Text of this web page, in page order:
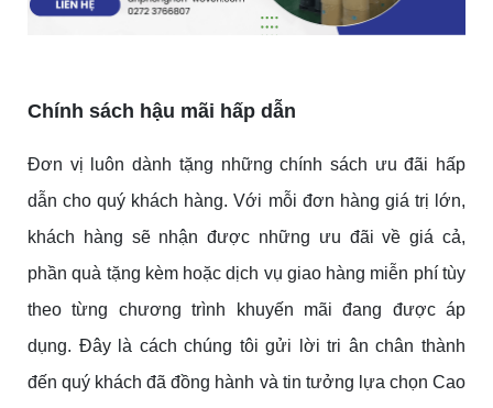
Chính sách hậu mãi hấp dẫn
Đơn vị luôn dành tặng những chính sách ưu đãi hấp
dẫn cho quý khách hàng. Với mỗi đơn hàng giá trị lớn,
khách hàng sẽ nhận được những ưu đãi về giá cả,
phần quà tặng kèm hoặc dịch vụ giao hàng miễn phí tùy
theo từng chương trình khuyến mãi đang được áp
dụng. Đây là cách chúng tôi gửi lời tri ân chân thành
đến quý khách đã đồng hành và tin tưởng lựa chọn Cao